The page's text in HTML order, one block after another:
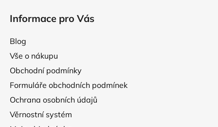
Informace pro Vás
Blog
Vše o nákupu
Obchodní podmínky
Formuláře obchodních podmínek
Ochrana osobních údajů
Věrnostní systém